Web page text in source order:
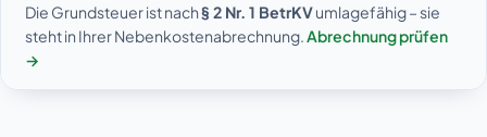
Die Grundsteuer ist nach§ 2 Nr. 1 BetrKVumlagefähig – sie
steht in Ihrer Nebenkostenabrechnung.Abrechnung prüfen
→